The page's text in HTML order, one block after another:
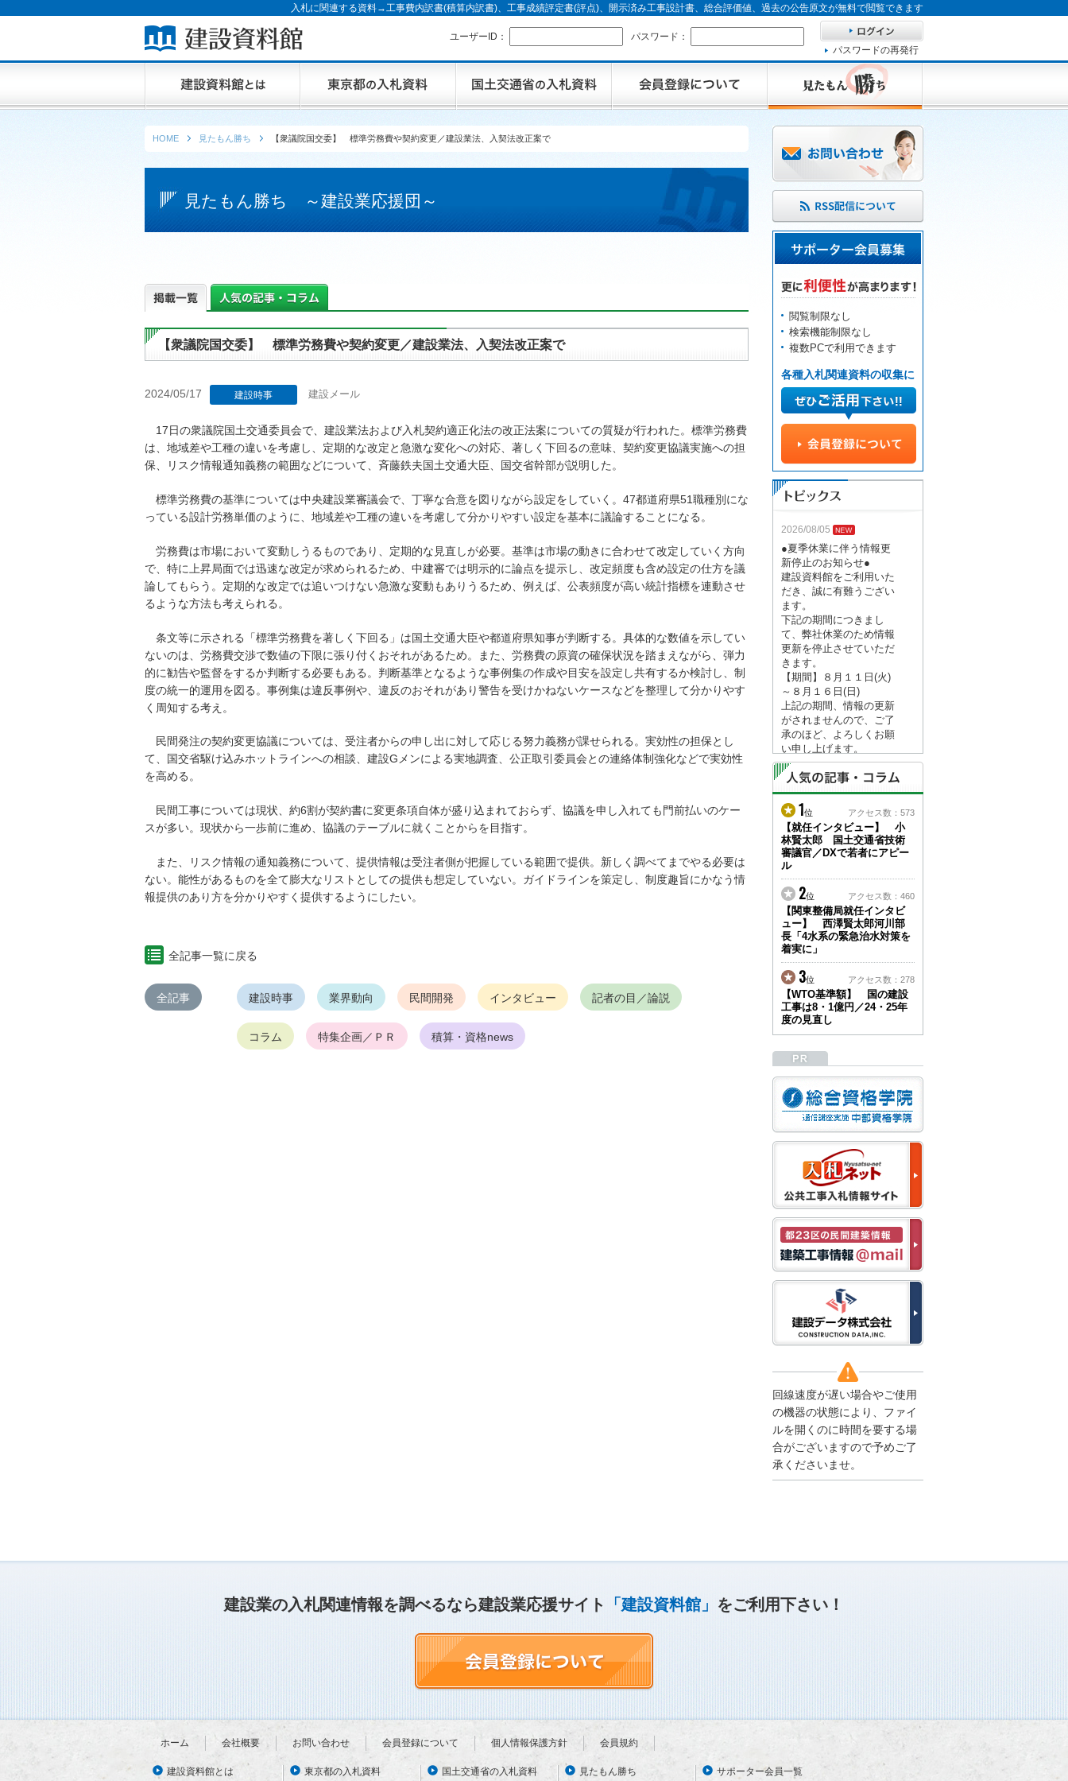
入札に関連する資料→工事費内訳書(積算内訳書)、工事成績評定書(評点)、開示済み工事設計書、総合評価値、過去の公告原文が無料で閲覧できます
ユーザーID：
パスワード：
パスワードの再発行
HOME 見たもん勝ち 【衆議院国交委】 標準労務費や契約変更／建設業法、入契法改正案で
見たもん勝ち ～建設業応援団～
【衆議院国交委】 標準労務費や契約変更／建設業法、入契法改正案で
2024/05/17 建設時事 建設メール
17日の衆議院国土交通委員会で、建設業法および入札契約適正化法の改正法案についての質疑が行われた。標準労務費
は、地域差や工種の違いを考慮し、定期的な改定と急激な変化への対応、著しく下回るの意味、契約変更協議実施への担
保、リスク情報通知義務の範囲などについて、斉藤鉄夫国土交通大臣、国交省幹部が説明した。
標準労務費の基準については中央建設業審議会で、丁寧な合意を図りながら設定をしていく。47都道府県51職種別にな
っている設計労務単価のように、地域差や工種の違いを考慮して分かりやすい設定を基本に議論することになる。
労務費は市場において変動しうるものであり、定期的な見直しが必要。基準は市場の動きに合わせて改定していく方向
で、特に上昇局面では迅速な改定が求められるため、中建審では明示的に論点を提示し、改定頻度も含め設定の仕方を議
論してもらう。定期的な改定では追いつけない急激な変動もありうるため、例えば、公表頻度が高い統計指標を連動させ
るような方法も考えられる。
条文等に示される「標準労務費を著しく下回る」は国土交通大臣や都道府県知事が判断する。具体的な数値を示してい
ないのは、労務費交渉で数値の下限に張り付くおそれがあるため。また、労務費の原資の確保状況を踏まえながら、弾力
的に勧告や監督をするか判断する必要もある。判断基準となるような事例集の作成や目安を設定し共有するか検討し、制
度の統一的運用を図る。事例集は違反事例や、違反のおそれがあり警告を受けかねないケースなどを整理して分かりやす
く周知する考え。
民間発注の契約変更協議については、受注者からの申し出に対して応じる努力義務が課せられる。実効性の担保とし
て、国交省駆け込みホットラインへの相談、建設Gメンによる実地調査、公正取引委員会との連絡体制強化などで実効性
を高める。
民間工事については現状、約6割が契約書に変更条項自体が盛り込まれておらず、協議を申し入れても門前払いのケー
スが多い。現状から一歩前に進め、協議のテーブルに就くことからを目指す。
また、リスク情報の通知義務について、提供情報は受注者側が把握している範囲で提供。新しく調べてまでやる必要は
ない。能性があるものを全て膨大なリストとしての提供も想定していない。ガイドラインを策定し、制度趣旨にかなう情
報提供のあり方を分かりやすく提供するようにしたい。
全記事一覧に戻る
全記事 建設時事 業界動向 民間開発 インタビュー 記者の目／論説
コラム 特集企画／ＰＲ 積算・資格news
閲覧制限なし
検索機能制限なし
複数PCで利用できます
各種入札関連資料の収集に
2026/08/05
●夏季休業に伴う情報更
新停止のお知らせ●
建設資料館をご利用いた
だき、誠に有難うござい
ます。
下記の期間につきまし
て、弊社休業のため情報
更新を停止させていただ
きます。
【期間】８月１１日(火)
～８月１６日(日)
上記の期間、情報の更新
がされませんので、ご了
承のほど、よろしくお願
い申し上げます。
なお、情報は８月１７日
(月)より登録されます。
2026/04/23
●ゴールデンウィークに
伴う情報更新停止のお知
らせ(05/02～05/10)●
ユーザー各位
建設資料館をご利用いた
だき、誠に有難うござい
ます。
下記の期間につきまし
て、弊社休業のため情報
更新を停止させていただ
きます。
【期間】５月２日(土)～
５月１０日(日)
上記の期間、情報の更新
がされませんので、ご了
い申し上げます。
から通常通り運営いたし
ます。
2025/12/22
●年末年始に伴う情報更
新停止のお知らせ●
建設資料館をご利用いた
だき、誠に有難うござい
ます。
下記の期間につきまし
て、弊社休業のため情報
更新を停止させていただ
きます。
【期間】１２月２７日
(土)～１月４日(日)
上記の期間、情報の更新
がされませんので、ご了
承のほど、よろしくお願
なお、情報は１月５日
(月)より登録されます。
2025/08/04
●夏季休業に伴う情報更
新停止のお知らせ●
建設資料館をご利用いた
だき、誠に有難うござい
がされませんので、ご了
承のほど、よろしくお願
伴う情報更新停止のお知
らせ(04/26～04/29、05/0
ユーザー各位
1位 アクセス数：573
【就任インタビュー】 小
林賢太郎 国土交通省技術
審議官／DXで若者にアピー
ル
2位 アクセス数：460
【関東整備局就任インタビ
ュー】 西澤賢太郎河川部
長「4水系の緊急治水対策を
着実に」
3位 アクセス数：278
【WTO基準額】 国の建設
工事は8・1億円／24・25年
度の見直し
回線速度が遅い場合やご使用
の機器の状態により、ファイ
ルを開くのに時間を要する場
合がございますので予めご了
承くださいませ。
建設業の入札関連情報を調べるなら建設業応援サイト 「建設資料館」 をご利用下さい！
ホーム 会社概要 お問い合わせ 会員登録について 個人情報保護方針 会員規約
建設資料館とは 東京都の入札資料 国土交通省の入札資料 見たもん勝ち サポーター会員一覧